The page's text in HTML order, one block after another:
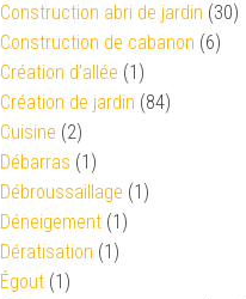
Construction abri de jardin (30)
Construction de cabanon (6)
Création d’allée (1)
Création de jardin (84)
Cuisine (2)
Débarras (1)
Débroussaillage (1)
Déneigement (1)
Dératisation (1)
Égout (1)